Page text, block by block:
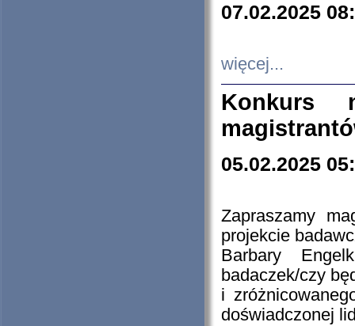
07.02.2025
więcej...
Konkurs
05.02.2025
Zapraszamy
projekcie
Barbary
badaczek/czy
i
doświadczonej